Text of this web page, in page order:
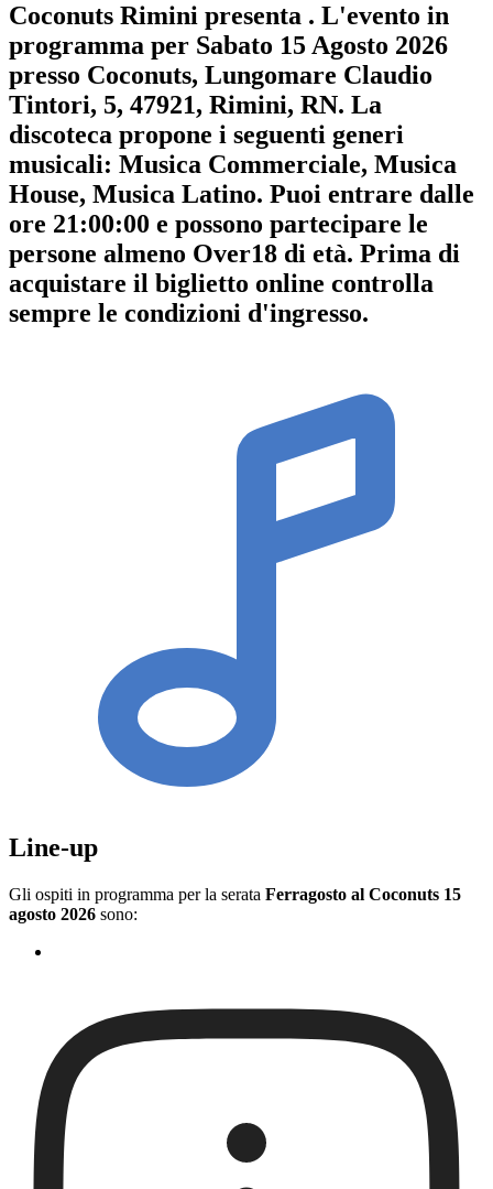
Coconuts Rimini presenta . L'evento in
programma per Sabato 15 Agosto 2026
presso Coconuts, Lungomare Claudio
Tintori, 5, 47921, Rimini, RN. La
discoteca propone i seguenti generi
musicali: Musica Commerciale, Musica
House, Musica Latino. Puoi entrare dalle
ore 21:00:00 e possono partecipare le
persone almeno Over18 di età. Prima di
acquistare il biglietto online controlla
sempre le condizioni d'ingresso.
Line-up
Gli ospiti in programma per la serata Ferragosto al Coconuts 15
agosto 2026 sono: